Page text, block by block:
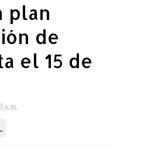
plan
de
el 15 de
a. m.